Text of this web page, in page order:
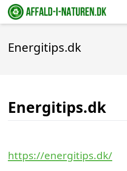
Energitips.dk
Energitips.dk
https://energitips.dk/